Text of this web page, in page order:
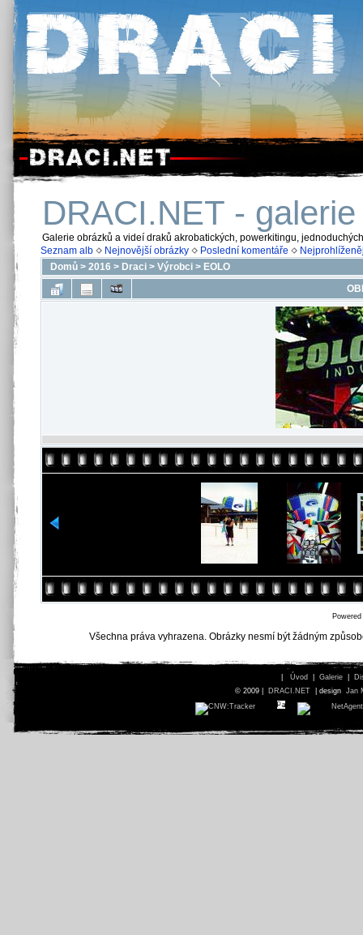
DRACI.NET - galerie
Galerie obrázků a videí draků akrobatických, powerkitingu,
Seznam alb
Nejnovější obrázky Poslední komentáře
Domů > 2016 > Draci > Výrobci > EOLO
Všechna práva vyhrazena. Obrázky nesmí být žádným
Úvod Galerie
© 2009 |
DRACI.NET | design Jan